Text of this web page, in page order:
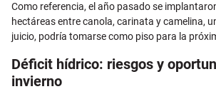
Como referencia, el año pasado se
hectáreas entre canola, carinata y camelina,
juicio, podría tomarse como piso para la
Déficit hídrico: riesgos y
invierno